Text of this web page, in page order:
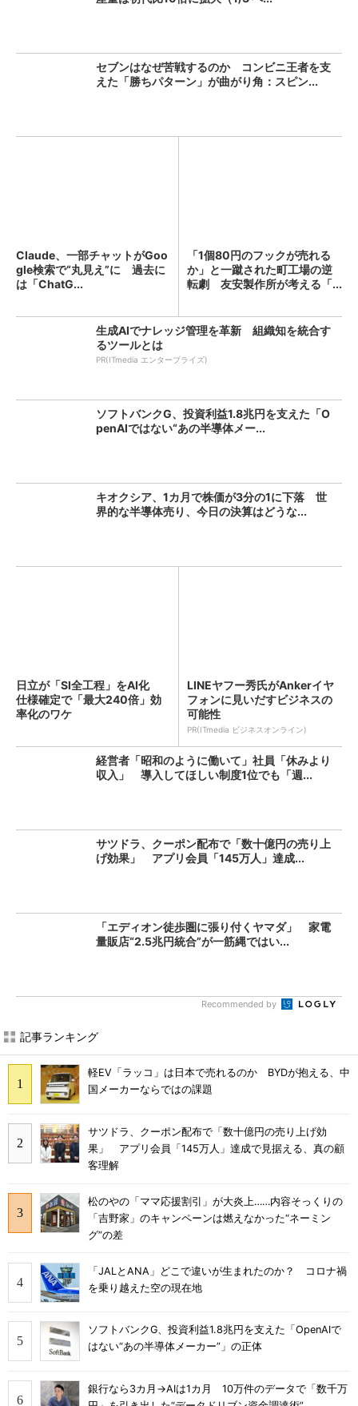
セブンはなぜ苦戦するのか コンビニ王者を支
えた「勝ちパターン」が曲がり角：スピン...
Claude、一部チャットがGoo
gle検索で“丸見え”に 過去に
は「ChatG...
「1個80円のフックが売れる
か」と一蹴された町工場の逆
転劇 友安製作所が考える「...
生成AIでナレッジ管理を革新 組織知を統合す
るツールとは
PR(ITmedia エンタープライズ)
ソフトバンクG、投資利益1.8兆円を支えた「O
penAIではない“あの半導体メー...
キオクシア、1カ月で株価が3分の1に下落 世
界的な半導体売り、今日の決算はどうな...
日立が「SI全工程」をAI化
仕様確定で「最大240倍」効
率化のワケ
LINEヤフー秀氏がAnkerイヤ
フォンに見いだすビジネスの
可能性
PR(ITmedia ビジネスオンライン)
経営者「昭和のように働いて」社員「休みより
収入」 導入してほしい制度1位でも「週...
サツドラ、クーポン配布で「数十億円の売り上
げ効果」 アプリ会員「145万人」達成...
「エディオン徒歩圏に張り付くヤマダ」 家電
量販店“2.5兆円統合”が一筋縄ではい...
Recommended by
記事ランキング
軽EV「ラッコ」は日本で売れるのか BYDが抱える、中
国メーカーならではの課題
サツドラ、クーポン配布で「数十億円の売り上げ効
果」 アプリ会員「145万人」達成で見据える、真の顧
客理解
松のやの「ママ応援割引」が大炎上……内容そっくりの
「吉野家」のキャンペーンは燃えなかった“ネーミン
グ”の差
「JALとANA」どこで違いが生まれたのか？ コロナ禍
を乗り越えた空の現在地
ソフトバンクG、投資利益1.8兆円を支えた「OpenAIで
はない“あの半導体メーカー”」の正体
銀行なら3カ月→AIは1カ月 10万件のデータで「数千万